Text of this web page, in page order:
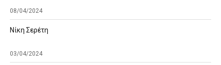
08/04/2024
Νίκη Σερέτη
03/04/2024